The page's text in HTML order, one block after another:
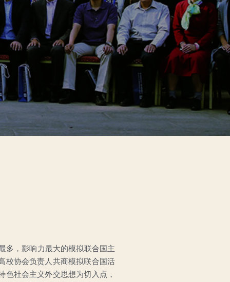
多，影响力最大的模拟联合国主
校协会负责人共商模拟联合国活
社会主义外交思想为切入点，